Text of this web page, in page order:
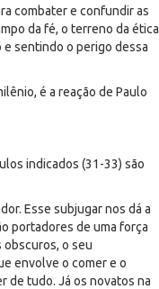
combater e confundir as
da fé, o terreno da ética
e sentindo o perigo dessa
é a reação de Paulo
indicados (31-33) são
Esse subjugar nos dá a
portadores de uma força
obscuros, o seu
envolve o comer e o
de tudo. Já os novatos na